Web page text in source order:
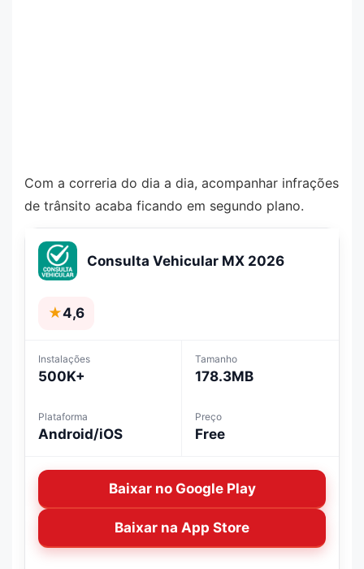
Com a correria do dia a dia, acompanhar infrações
de trânsito acaba ficando em segundo plano.
Consulta Vehicular MX 2026
★4,6
Instalações
500K+
Tamanho
178.3MB
Plataforma
Android/iOS
Preço
Free
Baixar no Google Play
Baixar na App Store